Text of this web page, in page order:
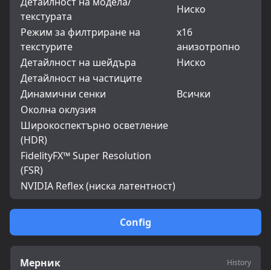
Config
Мерник History
текстурата
Ниско
Режим за филтриране на
текстурите
x16
анизотропно
Детайлност на шейдъра
Ниско
Детайлност на частиците
Динамични сенки
Всички
Околна оклузия
Широкоспектърно осветление
(HDR)
FidelityFX™ Super Resolution
(FSR)
NVIDIA Reflex (ниска латентност)